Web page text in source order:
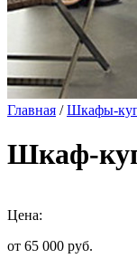
Главная /Шкафы-
Шкаф-
Цена:
от 65 000 руб.